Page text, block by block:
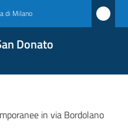
di Milano
Donato
in via Bordolano